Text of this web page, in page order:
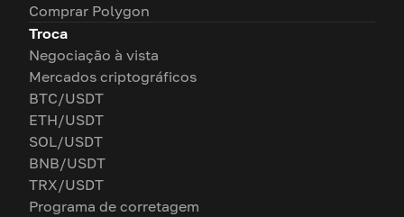
Comprar Polygon
Troca
Negociação à vista
Mercados criptográficos
BTC/USDT
ETH/USDT
SOL/USDT
BNB/USDT
TRX/USDT
Programa de corretagem